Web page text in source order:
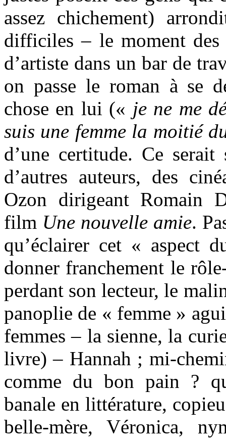
assez chichement)
difficiles – le moment
d’artiste dans un bar de
on passe le roman à se
chose en lui (« je ne me
suis une femme la moitié
d’une certitude. Ce
d’autres auteurs, des
Ozon dirigeant Romain
film Une nouvelle amie.
qu’éclairer cet « aspect
donner franchement le
perdant son lecteur, le
panoplie de « femme »
femmes – la sienne, la
livre) – Hannah ; mi-
comme du bon pain ?
banale en littérature,
belle-mère, Véronica,